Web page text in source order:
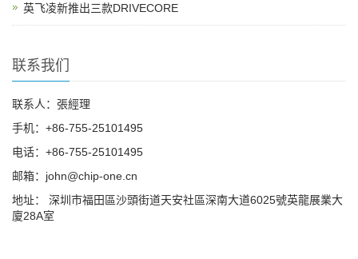
英飞凌新推出三款DRIVECORE
联系我们
联系人：張經理
手机：+86-755-25101495
电话：+86-755-25101495
邮箱：john@chip-one.cn
地址： 深圳市福田區沙頭街道天安社區深南大道6025號英龍展業大
廈28A室